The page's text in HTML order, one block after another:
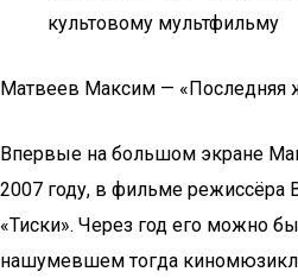
культовому мультфильму
Матвеев Максим — «Последняя
Впервые на большом экране
2007 году, в фильме режиссёра
«Тиски». Через год его можно
нашумевшем тогда